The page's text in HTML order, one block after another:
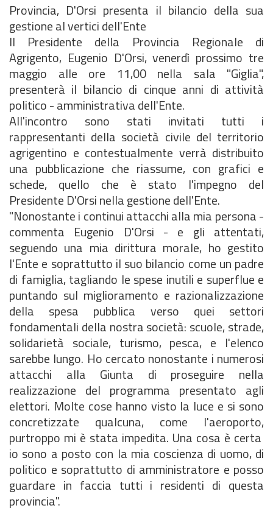
Provincia, D'Orsi presenta il bilancio della sua
gestione al vertici dell'Ente
Il Presidente della Provincia Regionale di
Agrigento, Eugenio D'Orsi, venerdì prossimo tre
maggio alle ore 11,00 nella sala "Giglia",
presenterà il bilancio di cinque anni di attività
politico - amministrativa dell'Ente.
All'incontro sono stati invitati tutti i
rappresentanti della società civile del territorio
agrigentino e contestualmente verrà distribuito
una pubblicazione che riassume, con grafici e
schede, quello che è stato l'impegno del
Presidente D'Orsi nella gestione dell'Ente.
"Nonostante i continui attacchi alla mia persona -
commenta Eugenio D'Orsi - e gli attentati,
seguendo una mia dirittura morale, ho gestito
l'Ente e soprattutto il suo bilancio come un padre
di famiglia, tagliando le spese inutili e superflue e
puntando sul miglioramento e razionalizzazione
della spesa pubblica verso quei settori
fondamentali della nostra società: scuole, strade,
solidarietà sociale, turismo, pesca, e l'elenco
sarebbe lungo. Ho cercato nonostante i numerosi
attacchi alla Giunta di proseguire nella
realizzazione del programma presentato agli
elettori. Molte cose hanno visto la luce e si sono
concretizzate qualcuna, come l'aeroporto,
purtroppo mi è stata impedita. Una cosa è certa
io sono a posto con la mia coscienza di uomo, di
politico e soprattutto di amministratore e posso
guardare in faccia tutti i residenti di questa
provincia".